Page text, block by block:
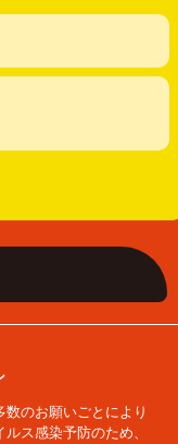
のお願いごとにより
ス感染予防のため、